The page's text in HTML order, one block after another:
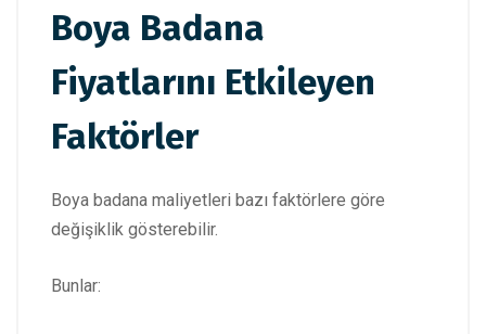
Boya Badana
Fiyatlarını Etkileyen
Faktörler
Boya badana maliyetleri bazı faktörlere göre
değişiklik gösterebilir.
Bunlar: